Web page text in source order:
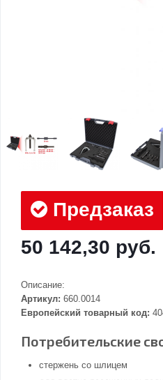
Предзаказ
50 142,30 руб.
Описание:
Артикул: 660.0014
Европейский товарный код:
Потребительские
стержень со шлицем